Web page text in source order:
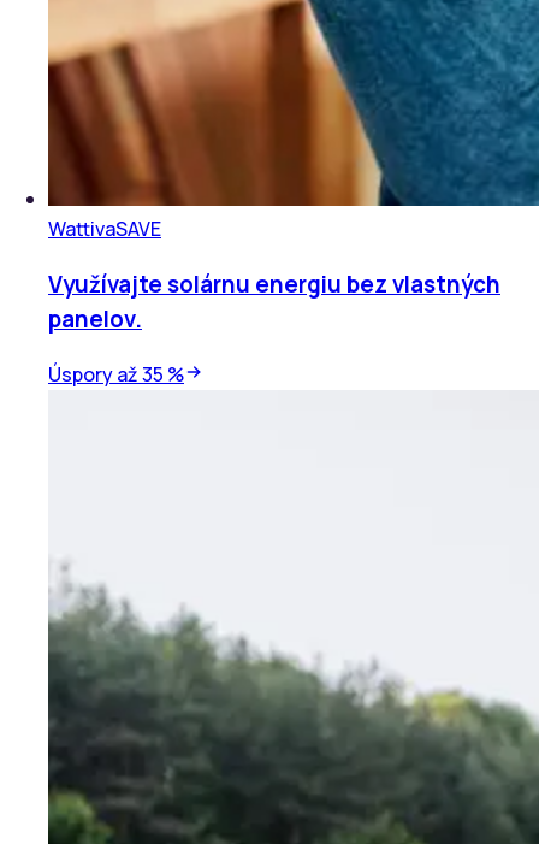
WattivaSAVE
Využívajte solárnu energiu bez vlastných
panelov.
Úspory až 35 %